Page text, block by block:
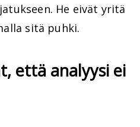
He eivät yritä
sitä puhki.
että analyysi ei